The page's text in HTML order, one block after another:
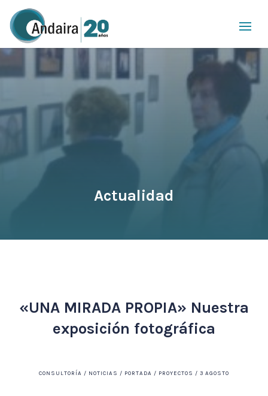
Actualidad
«UNA MIRADA PROPIA» Nuestra
exposición fotográfica
CONSULTORÍA / NOTICIAS / PORTADA / PROYECTOS / 3 AGOSTO